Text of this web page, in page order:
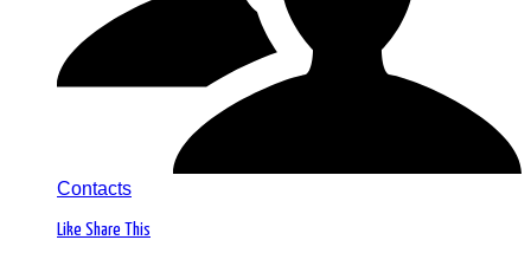
Contacts
Like Share This